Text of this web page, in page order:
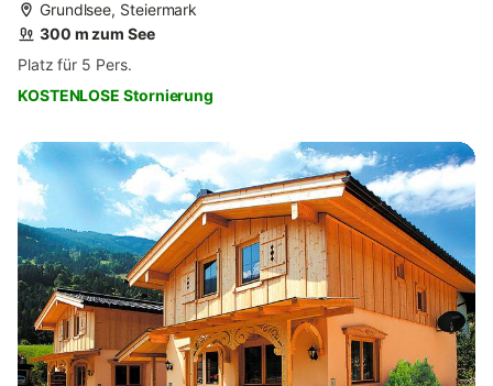
Grundlsee, Steiermark
300 m zum See
Platz für 5 Pers.
KOSTENLOSE Stornierung